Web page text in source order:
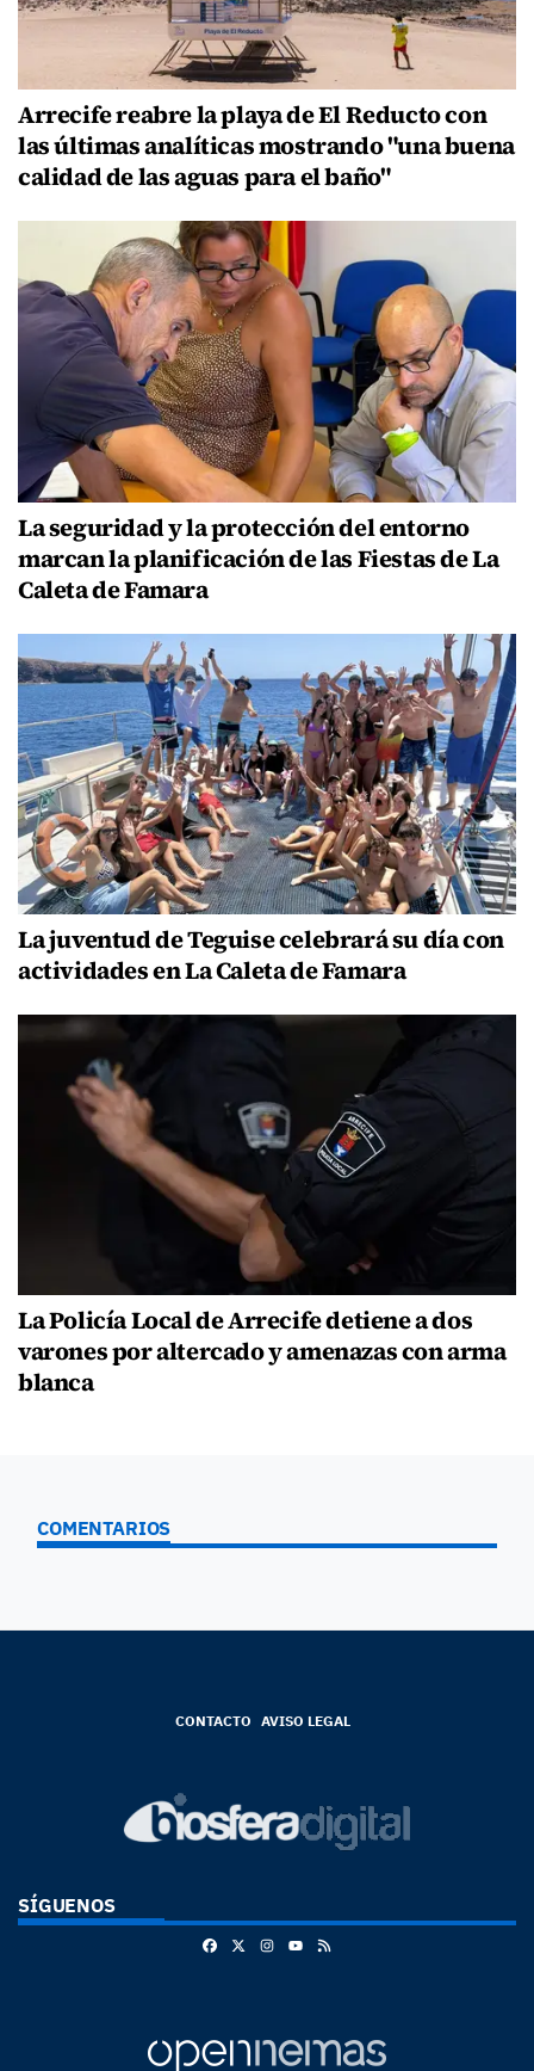
Arrecife reabre la playa de El Reducto con
las últimas analíticas mostrando "una buena
calidad de las aguas para el baño"
La seguridad y la protección del entorno
marcan la planificación de las Fiestas de La
Caleta de Famara
La juventud de Teguise celebrará su día con
actividades en La Caleta de Famara
La Policía Local de Arrecife detiene a dos
varones por altercado y amenazas con arma
blanca
COMENTARIOS
CONTACTO AVISO LEGAL
SÍGUENOS
FacebookInstagram